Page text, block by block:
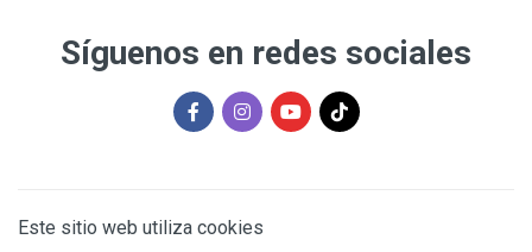
Síguenos en redes sociales
Este sitio web utiliza cookies